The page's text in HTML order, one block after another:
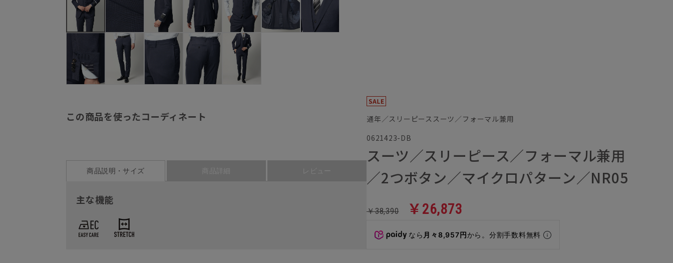
この商品を使ったコーディネート
商品説明・サイズ 商品詳細 レビュー
主な機能
通年／スリーピーススーツ／フォーマル兼用
0621423-DB
スーツ／スリーピース／フォーマル兼用
／2つボタン／マイクロパターン／NR05
￥38,390 ￥26,873
なら 月々8,957円から。分割手数料無料